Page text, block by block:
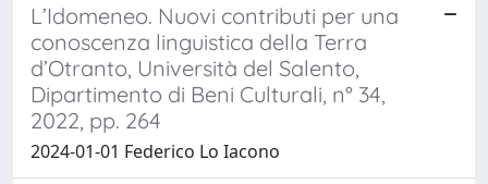
L’Idomeneo. Nuovi contributi per una
conoscenza linguistica della Terra
d’Otranto, Università del Salento,
Dipartimento di Beni Culturali, n° 34,
2022, pp. 264
2024-01-01 Federico Lo Iacono